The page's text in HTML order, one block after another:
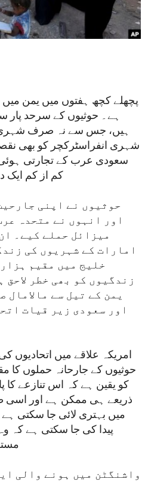
پچھلے کچھ ہفتوں میں یمن
ہے۔ حوثیوں کے سرحد پار
ہیں، جس سے نہ صرف شہری
شہری انفراسٹرکچر کو بھی
سعودی عرب کے تجارتی ہوئی
کم از کم ایک
حوثیوں نے اپنی
اور انہوں نے متحدہ
میزائل حملے کیے۔
امارات کے شہریوں کی
خلیج میں مقیم
زندگیوں کو بھی خطر لاحق
یمن کے تیل سے مالامال
اور سعودی زیر قیات
امریکہ علاقے میں اتحادیوں
حوثیوں کے جارحانہ حملوں کا
کو یقین ہے کہ اس تنازعے کا
ذریعے ہی ممکن ہے اور اسی
میں بہتری لائی جا سکتی
پیدا کی جا سکتی ہے کہ
واشنگٹن میں ہونے والی